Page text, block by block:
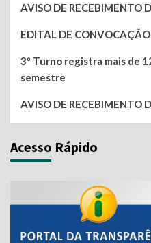
AVISO DE RECEBIMENTO
EDITAL DE
3º Turno registra mais de
semestre
AVISO DE RECEBIMENTO
Acesso Rápido